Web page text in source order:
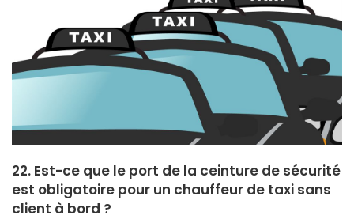
22. Est-ce que le port de la ceinture de sécurité
est obligatoire pour un chauffeur de taxi sans
client à bord ?